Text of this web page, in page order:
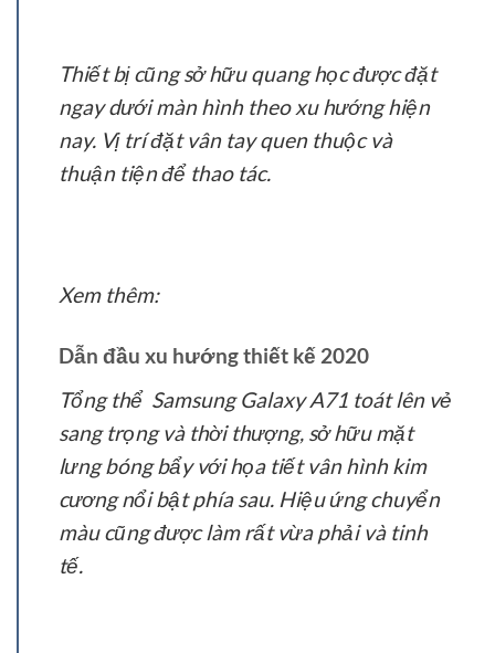
Thiết bị cũng sở hữu quang học được đặt
ngay dưới màn hình theo xu hướng hiện
nay. Vị trí đặt vân tay quen thuộc và
thuận tiện để thao tác.
Xem thêm:
Dẫn đầu xu hướng thiết kế 2020
Tổng thể Samsung Galaxy A71 toát lên vẻ
sang trọng và thời thượng, sở hữu mặt
lưng bóng bẩy với họa tiết vân hình kim
cương nổi bật phía sau. Hiệu ứng chuyển
màu cũng được làm rất vừa phải và tinh
tế.